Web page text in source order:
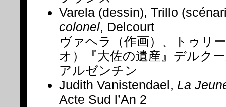
Varela (dessin), Trillo
colonel, Delcourt
ヴァヘラ（作画）、トゥリ
オ）『大佐の遺産』デルク
アルゼンチン
Judith Vanistendael, La
Acte Sud l’An 2